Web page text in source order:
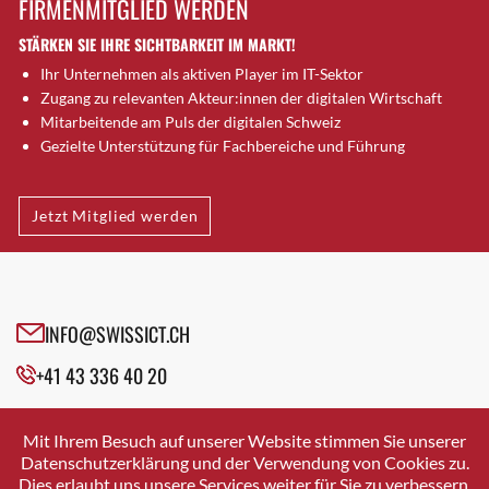
Brugg AG
Brütten
Bubendorf
Bubikon
Buchs (SG)
Bäretswil
Bülach
Cazis
Crissier
Davos Platz
Dierikon
Dietikon
FIRMENMITGLIED WERDEN
STÄRKEN SIE IHRE SICHTBARKEIT IM MARKT!
Ihr Unternehmen als aktiven Player im IT-Sektor
Zugang zu relevanten Akteur:innen der digitalen Wirtschaft
Mitarbeitende am Puls der digitalen Schweiz
Gezielte Unterstützung für Fachbereiche und Führung
Jetzt Mitglied werden
INFO@SWISSICT.CH
+41 43 336 40 20
SWISSICT
VULKANSTRASSE 120
8048 ZURICH
Mit Ihrem Besuch auf unserer Website stimmen Sie unserer
Datenschutzerklärung und der Verwendung von Cookies zu.
Dies erlaubt uns unsere Services weiter für Sie zu verbessern.